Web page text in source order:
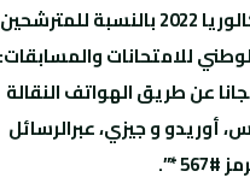
يمكن الاطلاع على نتائج بكالوريا 2022 بالنسبة للمترشحين
للامتحانات والمسابقات
عن طريق الهواتف النقالة
أوريدو و جيزي، عبرالرسائل
*”.